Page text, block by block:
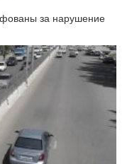
за нарушение